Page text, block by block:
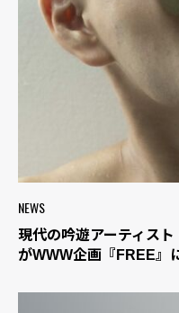
NEWS
現代の吟遊アーティス
がWWW企画『FREE』